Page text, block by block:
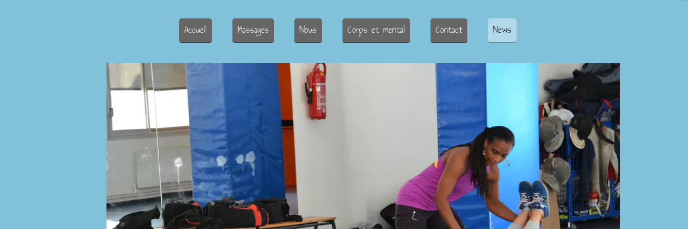
Accueil Massages Nous Corps et mental Contact News